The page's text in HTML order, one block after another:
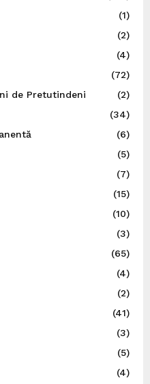
(1)
(2)
(4)
(72)
de Pretutindeni
(2)
(34)
(6)
(5)
(7)
(15)
(10)
(3)
(65)
(4)
(2)
(41)
(3)
(5)
(4)